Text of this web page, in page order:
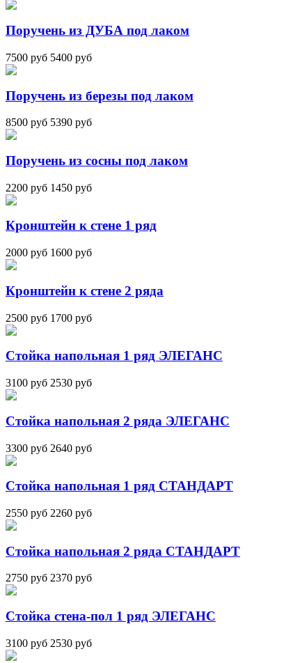
Поручень из ДУБА под лаком
7500 руб 5400 руб
Поручень из березы под лаком
8500 руб 5390 руб
Поручень из сосны под лаком
2200 руб 1450 руб
Кронштейн к стене 1 ряд
2000 руб 1600 руб
Кронштейн к стене 2 ряда
2500 руб 1700 руб
Стойка напольная 1 ряд ЭЛЕГАНС
3100 руб 2530 руб
Стойка напольная 2 ряда ЭЛЕГАНС
3300 руб 2640 руб
Стойка напольная 1 ряд СТАНДАРТ
2550 руб 2260 руб
Стойка напольная 2 ряда СТАНДАРТ
2750 руб 2370 руб
Стойка стена-пол 1 ряд ЭЛЕГАНС
3100 руб 2530 руб